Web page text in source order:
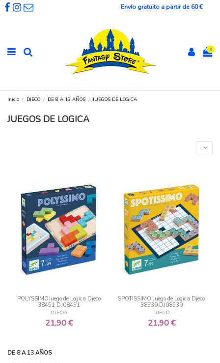
Envío gratuito a partir de 60 €
0
Inicio DJECO DE 8 A 13 AÑOS JUEGOS DE LOGICA
JUEGOS DE LOGICA
POLYSSIMOJuego de Logica Djeco
38451 DJ08451
DJECO
21,90 €
SPOTISSIMO Juego de Logica Djeco
38539 DJ08539
DJECO
21,90 €
DE 8 A 13 AÑOS